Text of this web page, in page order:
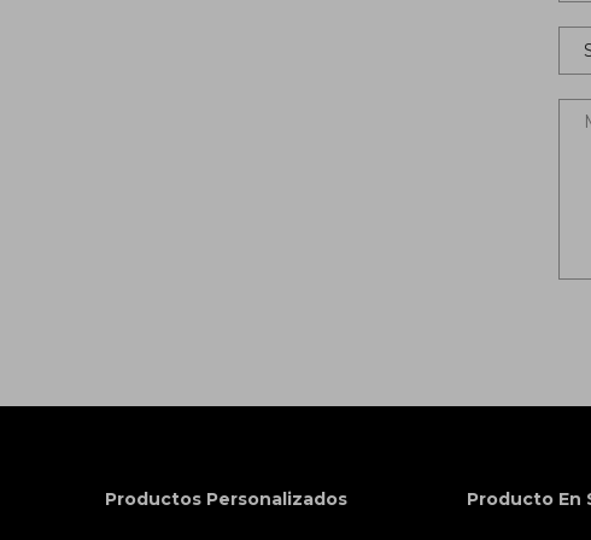
Productos Personalizados Producto En